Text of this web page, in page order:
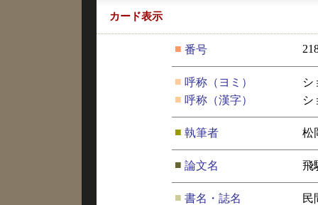
カード表示
■ 番号
■ 呼称（ヨミ）
シ
■ 呼称（漢字） シ
■ 執筆者 松
■ 論文名 飛
■ 書名・誌名
民